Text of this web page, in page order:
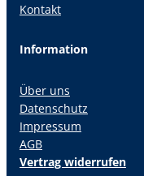
Kontakt
Information
Über uns
Datenschutz
Impressum
AGB
Vertrag widerrufen